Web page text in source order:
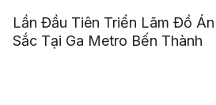
Lần Đầu Tiên Triển Lãm Đồ
Sắc Tại Ga Metro Bến Thành